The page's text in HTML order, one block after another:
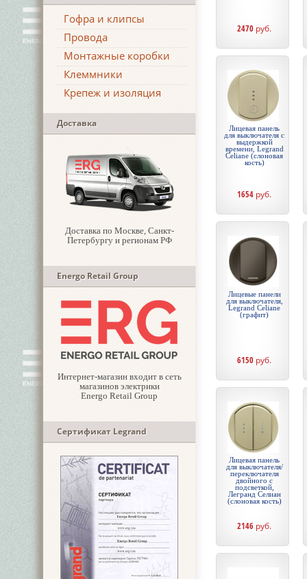
Гофра и клипсы
Провода
Монтажные коробки
Клеммники
Крепеж и изоляция
Доставка
Доставка по Москве, Санкт-
Петербургу и регионам РФ
Energo Retail Group
Интернет-магазин входит в сеть
магазинов электрики
Energo Retail Group
Сертификат Legrand
2470 руб.
Лицевая панель
для выключателя с
выдержкой
времени, Legrand
Celiane (слоновая
кость)
1654 руб.
Лицевые панели
для выключателя,
Legrand Celiane
(графит)
6150 руб.
Лицевая панель
для выключателя/
переключателя
двойного с
подсветкой,
Легранд Селиан
(слоновая кость)
2146 руб.